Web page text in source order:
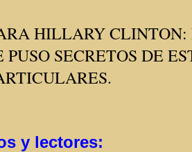
HILLARY CLINTON:
SECRETOS DE
y lectores: